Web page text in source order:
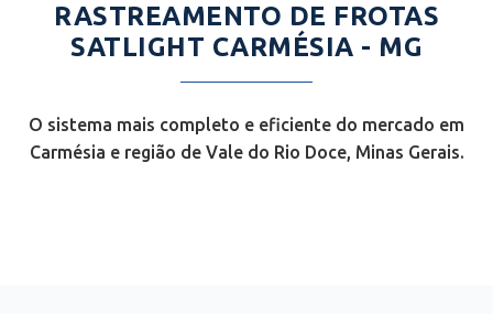
RASTREAMENTO DE FROTAS
SATLIGHT CARMÉSIA - MG
O sistema mais completo e eficiente do mercado em
Carmésia e região de Vale do Rio Doce, Minas Gerais.